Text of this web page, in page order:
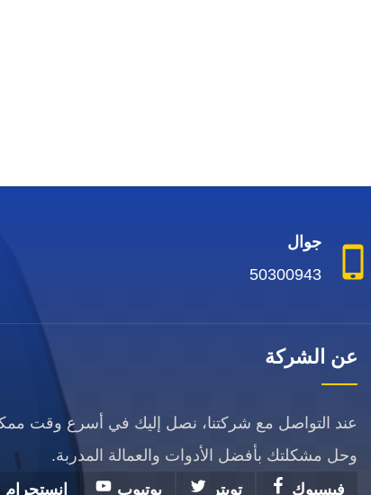
جوال
50300943
عن الشركة
عند التواصل مع شركتنا، نصل إليك في أسرع وقت
وحل مشكلتك بأفضل الأدوات والعمالة المدربة.
فيسبوك
تويتر يوتيوب انستجرام